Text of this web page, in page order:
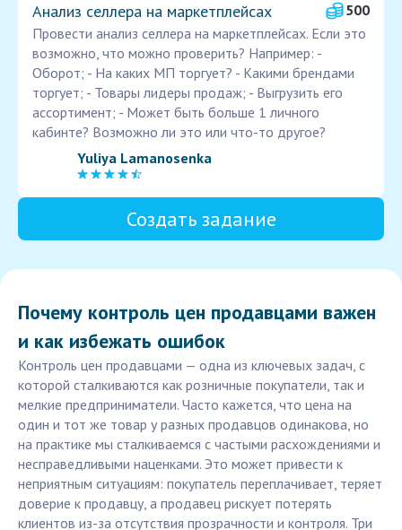
Анализ селлера на маркетплейсах
500
Провести анализ селлера на маркетплейсах. Если это
возможно, что можно проверить? Например: -
Оборот; - На каких МП торгует? - Какими брендами
торгует; - Товары лидеры продаж; - Выгрузить его
ассортимент; - Может быть больше 1 личного
кабинте? Возможно ли это или что-то другое?
Yuliya Lamanosenka
Создать задание
Почему контроль цен продавцами важен
и как избежать ошибок
Контроль цен продавцами — одна из ключевых задач, с
которой сталкиваются как розничные покупатели, так и
мелкие предприниматели. Часто кажется, что цена на
один и тот же товар у разных продавцов одинакова, но
на практике мы сталкиваемся с частыми расхождениями и
несправедливыми наценками. Это может привести к
неприятным ситуациям: покупатель переплачивает, теряет
доверие к продавцу, а продавец рискует потерять
клиентов из-за отсутствия прозрачности и контроля. Три